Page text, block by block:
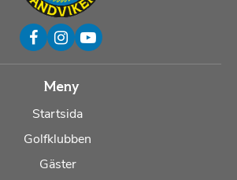
Meny
Startsida
Golfklubben
Gäster